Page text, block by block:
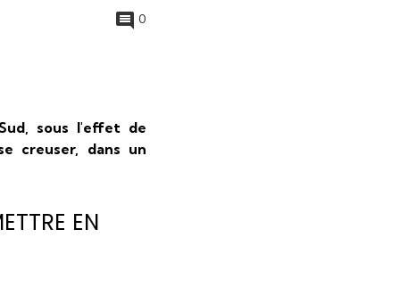
0
sous l'effet de
creuser, dans un
EN